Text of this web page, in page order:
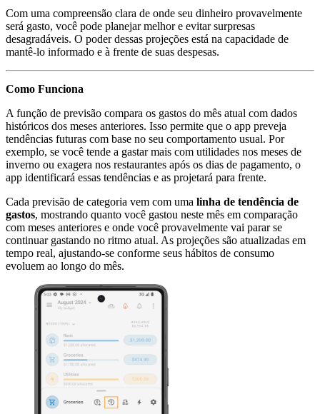
Com uma compreensão clara de onde seu dinheiro provavelmente
será gasto, você pode planejar melhor e evitar surpresas
desagradáveis. O poder dessas projeções está na capacidade de
mantê-lo informado e à frente de suas despesas.
Como Funciona
A função de previsão compara os gastos do mês atual com dados
históricos dos meses anteriores. Isso permite que o app preveja
tendências futuras com base no seu comportamento usual. Por
exemplo, se você tende a gastar mais com utilidades nos meses de
inverno ou exagera nos restaurantes após os dias de pagamento, o
app identificará essas tendências e as projetará para frente.
Cada previsão de categoria vem com uma linha de tendência de
gastos, mostrando quanto você gastou neste mês em comparação
com meses anteriores e onde você provavelmente vai parar se
continuar gastando no ritmo atual. As projeções são atualizadas em
tempo real, ajustando-se conforme seus hábitos de consumo
evoluem ao longo do mês.